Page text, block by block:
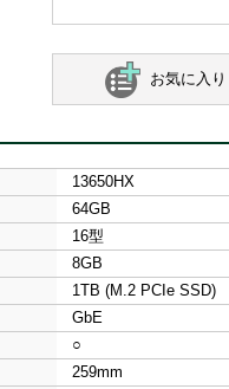
お気に入
13650HX
64GB
16型
8GB
1TB (M.2 PCIe SSD)
GbE
○
259mm